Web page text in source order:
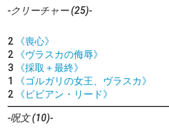
-クリーチャー (25)-
2
《喪心》
2
《ヴラスカの侮辱》
3
《採取＋最終》
1
《ゴルガリの女王、ヴラスカ》
2
《ビビアン・リード》
-呪文 (10)-